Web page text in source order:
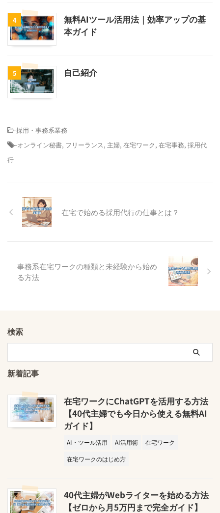
4
無料AIツール活用法｜効率アップの基
本ガイド
5 自己紹介
-採用・事務系業務
-オンライン秘書, フリーランス, 主婦, 在宅ワーク, 在宅事務, 採用代
行
在宅で始める採用代行の仕事とは？
事務系在宅ワークの種類と未経験から始め
る方法
検索
新着記事
在宅ワークにChatGPTを活用する方法
【40代主婦でも今日から使える無料AI
ガイド】
AI・ツール活用 AI活用術
在宅ワーク
在宅ワークのはじめ方
40代主婦がWebライターを始める方法
【ゼロから月5万円まで完全ガイド】